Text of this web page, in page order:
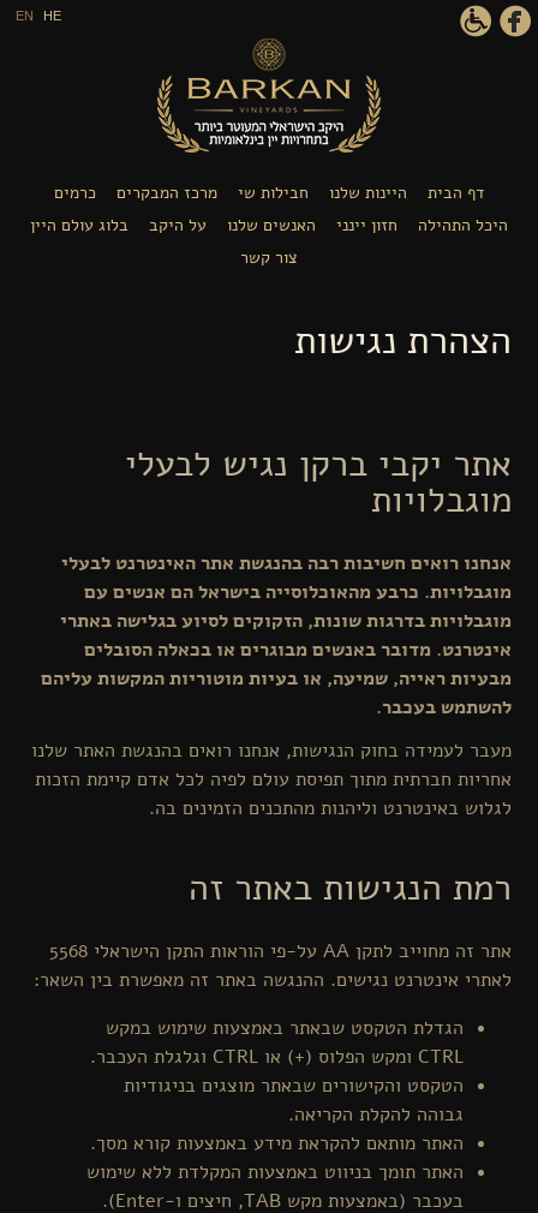
EN HE
דף הבית היינות שלנו חבילות שי מרכז המבקרים
כרמים
היכל התהילה
חזון יינני האנשים שלנו על היקב
בלוג עולם היין
צור קשר
הצהרת נגישות
אתר יקבי ברקן נגיש לבעלי
מוגבלויות
אנחנו רואים חשיבות רבה בהנגשת אתר האינטרנט לבעלי
מוגבלויות. כרבע מהאוכלוסייה בישראל הם אנשים עם
מוגבלויות בדרגות שונות, הזקוקים לסיוע בגלישה באתרי
אינטרנט. מדובר באנשים מבוגרים או בכאלה הסובלים
מבעיות ראייה, שמיעה, או בעיות מוטוריות המקשות עליהם
להשתמש בעכבר.
מעבר לעמידה בחוק הנגישות, אנחנו רואים בהנגשת האתר שלנו
אחריות חברתית מתוך תפיסת עולם לפיה לכל אדם קיימת הזכות
לגלוש באינטרנט וליהנות מהתכנים הזמינים בה.
רמת הנגישות באתר זה
אתר זה מחוייב לתקן AA על-פי הוראות התקן הישראלי 5568
לאתרי אינטרנט נגישים. ההנגשה באתר זה מאפשרת בין השאר:
הגדלת הטקסט שבאתר באמצעות שימוש במקש
CTRL ומקש הפלוס (+) או CTRL וגלגלת העכבר.
הטקסט והקישורים שבאתר מוצגים בניגודיות
גבוהה להקלת הקריאה.
האתר מותאם להקראת מידע באמצעות קורא מסך.
האתר תומך בניווט באמצעות המקלדת ללא שימוש
בעכבר (באמצעות מקש TAB, חיצים ו-Enter).